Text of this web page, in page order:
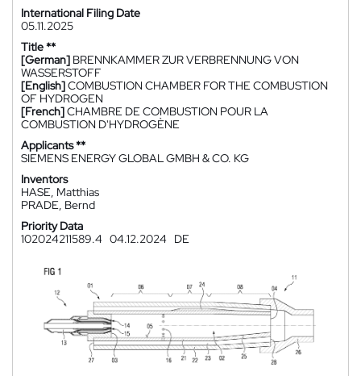
International Filing Date
05.11.2025
Title **
[German] BRENNKAMMER ZUR VERBRENNUNG VON
WASSERSTOFF
[English]COMBUSTION CHAMBER FOR THE COMBUSTION
OF HYDROGEN
[French]CHAMBRE DE COMBUSTION POUR LA
COMBUSTION D'HYDROGÈNE
Applicants **
SIEMENS ENERGY GLOBAL GMBH & CO. KG
Inventors
HASE, Matthias
PRADE, Bernd
Priority Data
102024211589.4 04.12.2024 DE